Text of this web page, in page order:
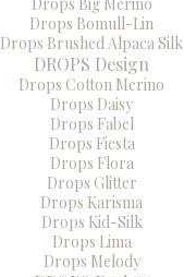
Drops Bomull-Lin
Drops Brushed Alpaca Silk
DROPS Design
Drops Cotton Merino
Drops Daisy
Drops Fabel
Drops Fiesta
Drops Flora
Drops Glitter
Drops Karisma
Drops Kid-Silk
Drops Lima
Drops Melody